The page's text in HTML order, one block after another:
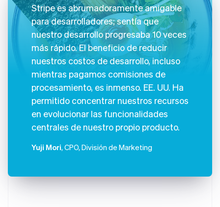
Stripe es abrumadoramente amigable
para desarrolladores; sentía que
nuestro desarrollo progresaba 10 veces
más rápido. El beneficio de reducir
nuestros costos de desarrollo, incluso
mientras pagamos comisiones de
procesamiento, es inmenso. EE. UU. Ha
permitido concentrar nuestros recursos
en evolucionar las funcionalidades
centrales de nuestro propio producto.
Yuji Mori, CPO, División de Marketing